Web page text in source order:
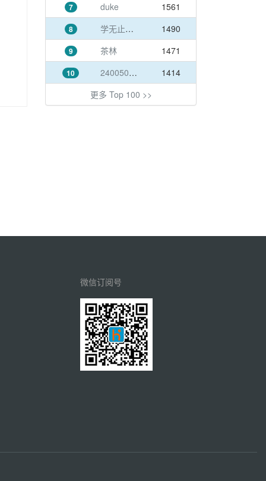
7 duke 1561
8 学无止境0913 1490
9 茶林 1471
10 240050497@qq.com
1414
更多 Top 100 >>
微信订阅号